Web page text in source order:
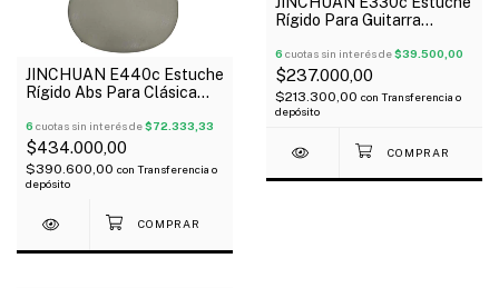
JINCHUAN E440c Estuche
Rígido Abs Para Clásica
6 cuotas sin interés de$72.333,33
$434.000,00
$390.600,00 con Transferencia o
depósito
Rígido Para Guitarra
Negro
6 cuotas sin interés de$39.500,00
$237.000,00
$213.300,00 con Transferencia o
depósito